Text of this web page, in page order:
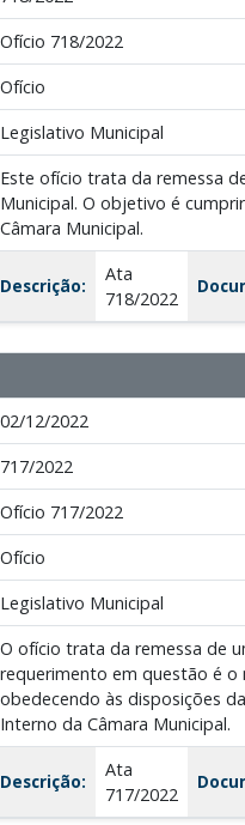
Ofício 718/2022
Ofício
Legislativo Municipal
Este ofício trata da remessa
Municipal. O objetivo é
Câmara Municipal.
Descrição:
Ata
718/2022
02/12/2022
717/2022
Ofício 717/2022
Ofício
Legislativo Municipal
O ofício trata da remessa de
requerimento em questão é o
obedecendo às disposições
Interno da Câmara Municipal.
Descrição:
Ata
717/2022